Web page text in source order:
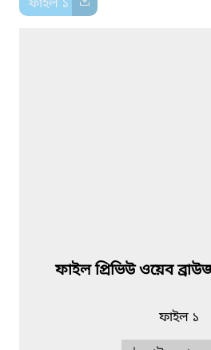
ফাইল ১
ফাইল প্রিভিউ ওয়েব
ফাইল ১